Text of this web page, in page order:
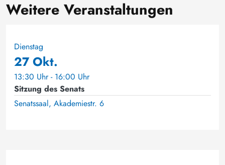
Weitere Veranstaltungen
Dienstag
27 Okt.
13:30 Uhr - 16:00 Uhr
Sitzung des Senats
Senatssaal, Akademiestr. 6